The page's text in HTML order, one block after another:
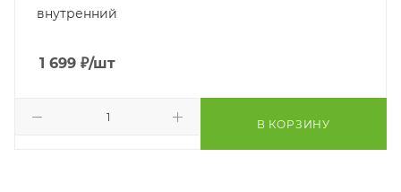
внутренний
1 699 ₽/шт
В КОРЗИНУ